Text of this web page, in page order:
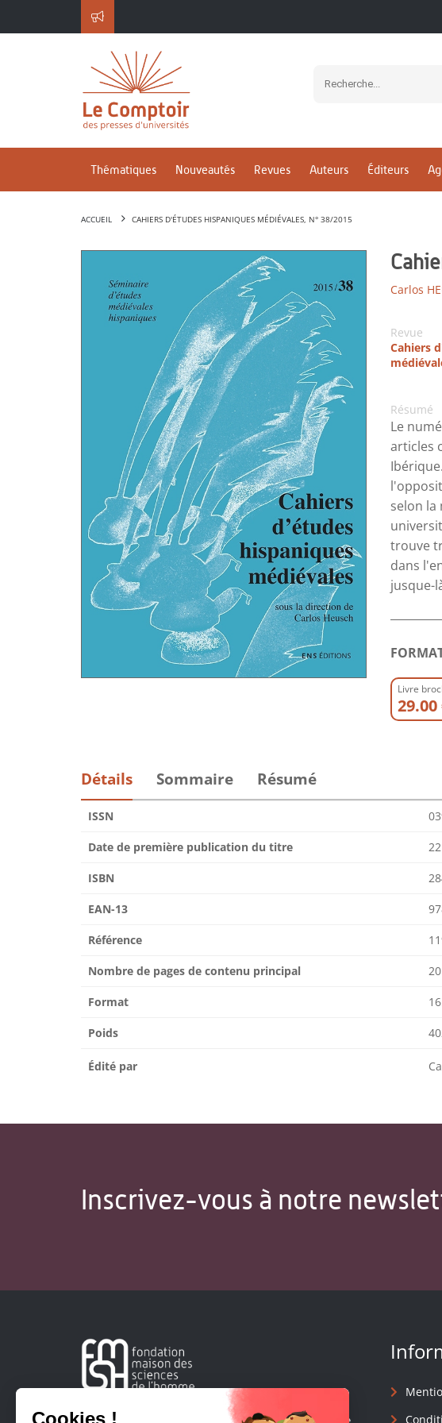
Thématiques Nouveautés Revues Auteurs Éditeurs
ACCUEIL CAHIERS D'ÉTUDES HISPANIQUES MÉDIÉVALES, N° 38/2015
Carlos
Revue
Cahiers
Résumé
Le
articles
selon la
trouve
dans
jusque-
Livre
29.00
Détails Sommaire Résumé
ISSN
Date de première publication du titre
ISBN
EAN-13
Référence
Nombre de pages de contenu principal
Format
Poids
Édité par
Inscrivez-vous à notre
Créée en 1963, la Fondation Maison Sciences de l'Homme